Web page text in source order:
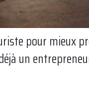
pour mieux
un